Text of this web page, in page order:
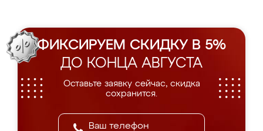
ФИКСИРУЕМ СКИДКУ В 5%
ДО КОНЦА АВГУСТА
Оставьте заявку сейчас, скидка
сохранится.